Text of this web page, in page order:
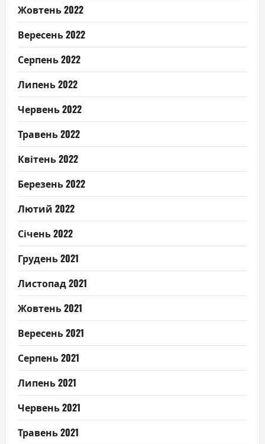
Жовтень 2022
Вересень 2022
Серпень 2022
Липень 2022
Червень 2022
Травень 2022
Квітень 2022
Березень 2022
Лютий 2022
Січень 2022
Грудень 2021
Листопад 2021
Жовтень 2021
Вересень 2021
Серпень 2021
Липень 2021
Червень 2021
Травень 2021